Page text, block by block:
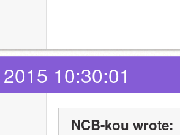
10:30:01
NCB-kou wrote: